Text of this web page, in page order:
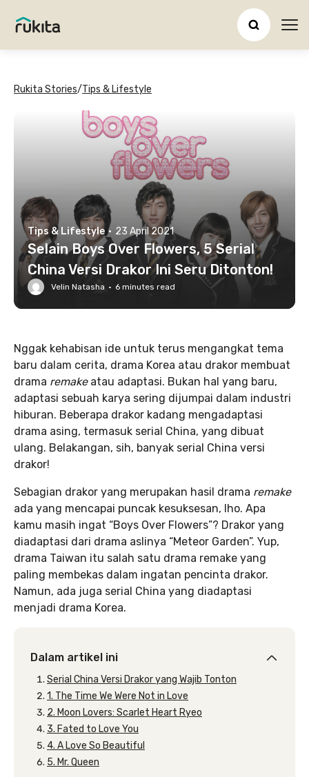
Rukita Stories/Tips & Lifestyle
Tips & Lifestyle · 23 April 2021
Selain Boys Over Flowers, 5 Serial
China Versi Drakor Ini Seru Ditonton!
Velin Natasha · 6 minutes read
Nggak kehabisan ide untuk terus mengangkat tema
baru dalam cerita, drama Korea atau drakor membuat
drama remake atau adaptasi. Bukan hal yang baru,
adaptasi sebuah karya sering dijumpai dalam industri
hiburan. Beberapa drakor kadang mengadaptasi
drama asing, termasuk serial China, yang dibuat
ulang. Belakangan, sih, banyak serial China versi
drakor!
Sebagian drakor yang merupakan hasil drama remake
ada yang mencapai puncak kesuksesan, lho. Apa
kamu masih ingat “Boys Over Flowers”? Drakor yang
diadaptasi dari drama aslinya “Meteor Garden”. Yup,
drama Taiwan itu salah satu drama remake yang
paling membekas dalam ingatan pencinta drakor.
Namun, ada juga serial China yang diadaptasi
menjadi drama Korea.
Dalam artikel ini
Serial China Versi Drakor yang Wajib Tonton
1. The Time We Were Not in Love
2. Moon Lovers: Scarlet Heart Ryeo
3. Fated to Love You
4. A Love So Beautiful
5. Mr. Queen